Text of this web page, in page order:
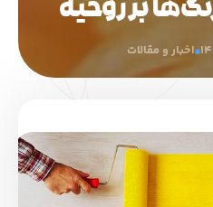
اخبار و مقالات